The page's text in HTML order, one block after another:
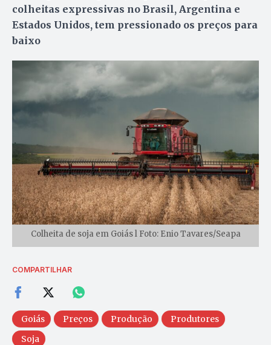
colheitas expressivas no Brasil, Argentina e
Estados Unidos, tem pressionado os preços para
baixo
Colheita de soja em Goiás l Foto: Enio Tavares/Seapa
COMPARTILHAR
Goiás Preços Produção
Produtores
Soja